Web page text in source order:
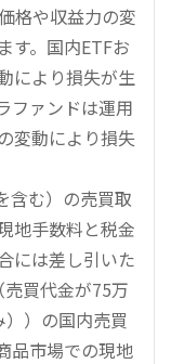
格や収益力の変
す。国内ETFお
により損失が生
ファンドは運用
変動により損失
含む）の売買取
地手数料と税金
には差し引いた
買代金が75万
）の国内売買
品市場での現地